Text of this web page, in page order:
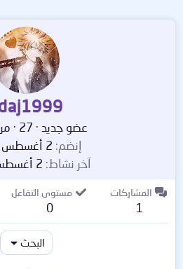
عضو جديد ·
·
إنضم 2 أغسطس 2025
آخر نشاط 2 أغسطس 2025
المشاركات
1
مستوى التفاعل
0
البحث